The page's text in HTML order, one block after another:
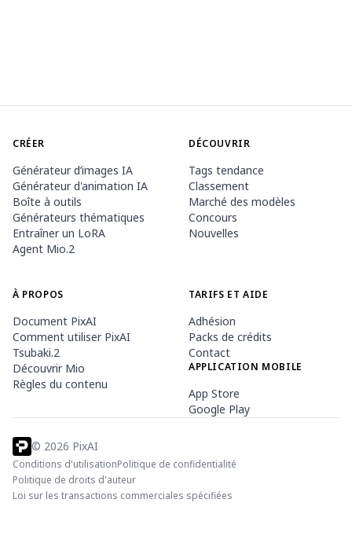
CRÉER
Générateur d’images IA
Générateur d'animation IA
Boîte à outils
Générateurs thématiques
Entraîner un LoRA
Agent Mio.2
DÉCOUVRIR
Tags tendance
Classement
Marché des modèles
Concours
Nouvelles
À PROPOS
Document PixAI
Comment utiliser PixAI
Tsubaki.2
Découvrir Mio
Règles du contenu
TARIFS ET AIDE
Adhésion
Packs de crédits
Contact
APPLICATION MOBILE
App Store
Google Play
© 2026 PixAI
Conditions d'utilisationPolitique de confidentialité
Politique de droits d'auteur
Loi sur les transactions commerciales spécifiées